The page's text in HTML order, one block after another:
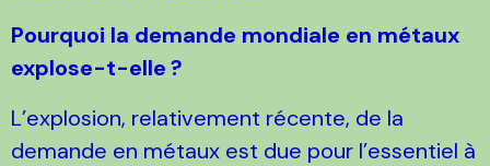
Pourquoi la demande mondiale en métaux
explose-t-elle?
L’explosion, relativement récente, de la
demande en métaux est due pour l’essentiel à